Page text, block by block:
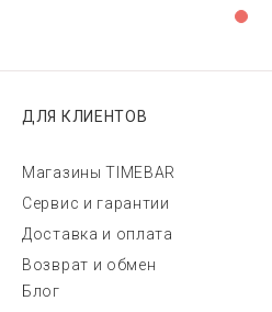
ДЛЯ КЛИЕНТОВ
Магазины TIMEBAR
Сервис и гарантии
Доставка и оплата
Возврат и обмен
Блог